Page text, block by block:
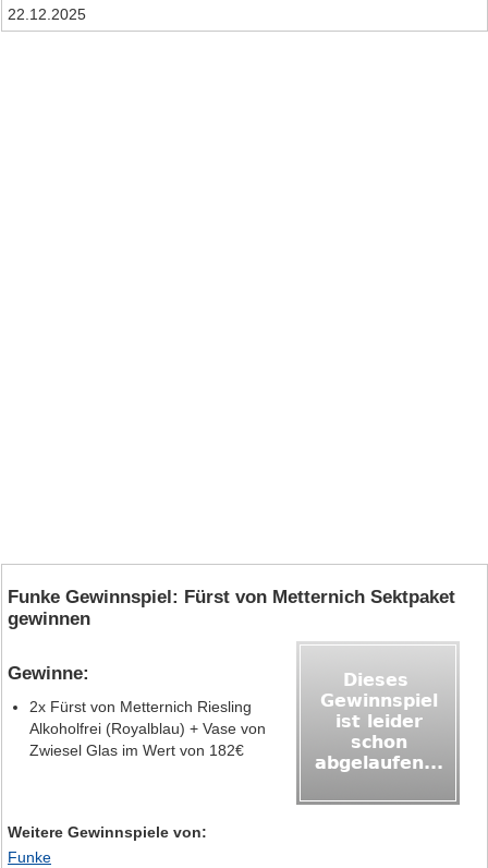
22.12.2025
Funke Gewinnspiel: Fürst von Metternich Sektpaket
gewinnen
Gewinne:
2x Fürst von Metternich Riesling
Alkoholfrei (Royalblau) + Vase von
Zwiesel Glas im Wert von 182€
Weitere Gewinnspiele von:
Funke